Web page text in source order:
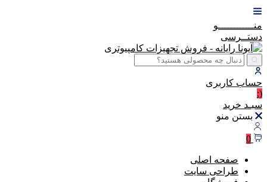
منــــــــــــو
دستــرسی
حساب کاربری
(:
سبـد خرید
بستن منو
0
صفحه اصلی
طراحی سایت